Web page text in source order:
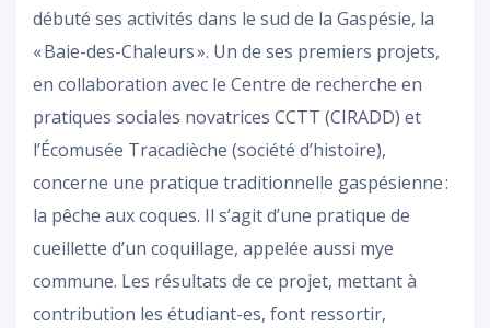
débuté ses activités dans le sud de la Gaspésie, la
« Baie-des-Chaleurs ». Un de ses premiers projets,
en collaboration avec le Centre de recherche en
pratiques sociales novatrices CCTT (CIRADD) et
l’Écomusée Tracadièche (société d’histoire),
concerne une pratique traditionnelle gaspésienne :
la pêche aux coques. Il s’agit d’une pratique de
cueillette d’un coquillage, appelée aussi mye
commune. Les résultats de ce projet, mettant à
contribution les étudiant-es, font ressortir,